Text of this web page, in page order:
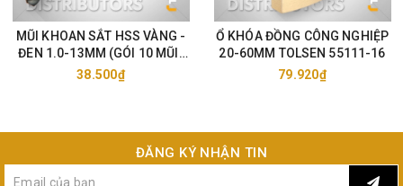
MŨI KHOAN SẮT HSS VÀNG -
ĐEN 1.0-13MM (GÓI 10 MŨI)
TOLSEN 75105-33
38.500₫
Ổ KHÓA ĐỒNG CÔNG NGHIỆP
20-60MM TOLSEN 55111-16
79.920₫
ĐĂNG KÝ NHẬN TIN